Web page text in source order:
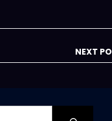
NEXT